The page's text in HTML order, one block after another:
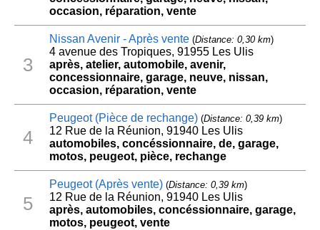
occasion, réparation, vente
3
Nissan Avenir - Après vente(Distance: 0,30 km)
4 avenue des Tropiques, 91955 Les Ulis
après, atelier, automobile, avenir,
concessionnaire, garage, neuve, nissan,
occasion, réparation, vente
4
Peugeot (Pièce de rechange)(Distance: 0,39 km)
12 Rue de la Réunion, 91940 Les Ulis
automobiles, concéssionnaire, de, garage,
motos, peugeot, pièce, rechange
5
Peugeot (Après vente)(Distance: 0,39 km)
12 Rue de la Réunion, 91940 Les Ulis
après, automobiles, concéssionnaire, garage,
motos, peugeot, vente